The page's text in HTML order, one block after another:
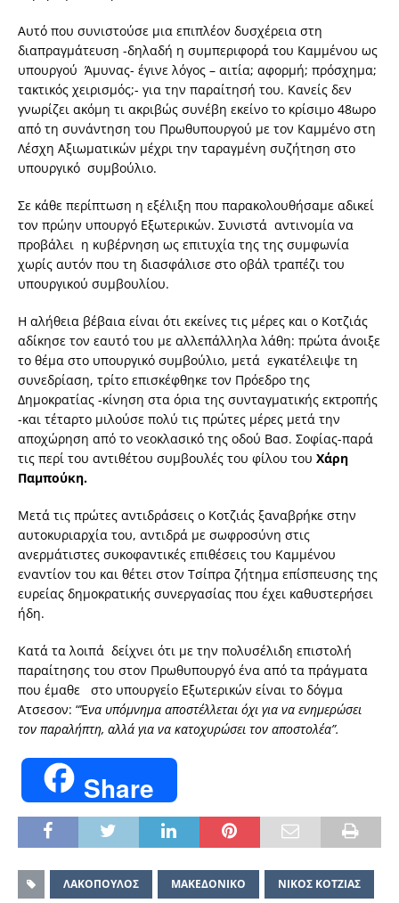
Αυτό που συνιστούσε μια επιπλέον δυσχέρεια στη
διαπραγμάτευση -δηλαδή η συμπεριφορά του Καμμένου ως
υπουργού Άμυνας- έγινε λόγος – αιτία; αφορμή; πρόσχημα;
τακτικός χειρισμός;- για την παραίτησή του. Κανείς δεν
γνωρίζει ακόμη τι ακριβώς συνέβη εκείνο το κρίσιμο 48ωρο
από τη συνάντηση του Πρωθυπουργού με τον Καμμένο στη
Λέσχη Αξιωματικών μέχρι την ταραγμένη συζήτηση στο
υπουργικό συμβούλιο.
Σε κάθε περίπτωση η εξέλιξη που παρακολουθήσαμε αδικεί
τον πρώην υπουργό Εξωτερικών. Συνιστά αντινομία να
προβάλει η κυβέρνηση ως επιτυχία της της συμφωνία
χωρίς αυτόν που τη διασφάλισε στο οβάλ τραπέζι του
υπουργικού συμβουλίου.
Η αλήθεια βέβαια είναι ότι εκείνες τις μέρες και ο Κοτζιάς
αδίκησε τον εαυτό του με αλλεπάλληλα λάθη: πρώτα άνοιξε
το θέμα στο υπουργικό συμβούλιο, μετά εγκατέλειψε τη
συνεδρίαση, τρίτο επισκέφθηκε τον Πρόεδρο της
Δημοκρατίας -κίνηση στα όρια της συνταγματικής εκτροπής
-και τέταρτο μιλούσε πολύ τις πρώτες μέρες μετά την
αποχώρηση από το νεοκλασικό της οδού Βασ. Σοφίας-παρά
τις περί του αντιθέτου συμβουλές του φίλου του Χάρη
Παμπούκη.
Μετά τις πρώτες αντιδράσεις ο Κοτζιάς ξαναβρήκε στην
αυτοκυριαρχία του, αντιδρά με σωφροσύνη στις
ανερμάτιστες συκοφαντικές επιθέσεις του Καμμένου
εναντίον του και θέτει στον Τσίπρα ζήτημα επίσπευσης της
ευρείας δημοκρατικής συνεργασίας που έχει καθυστερήσει
ήδη.
Κατά τα λοιπά δείχνει ότι με την πολυσέλιδη επιστολή
παραίτησης του στον Πρωθυπουργό ένα από τα πράγματα
που έμαθε στο υπουργείο Εξωτερικών είναι το δόγμα
Ατσεσον: “Ένα υπόμνημα αποστέλλεται όχι για να ενημερώσει
τον παραλήπτη, αλλά για να κατοχυρώσει τον αποστολέα”.
Share
ΛΑΚΟΠΟΥΛΟΣ ΜΑΚΕΔΟΝΙΚΟ ΝΙΚΟΣ ΚΟΤΖΙΑΣ